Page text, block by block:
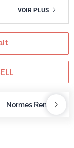
VOIR PLUS
Normes